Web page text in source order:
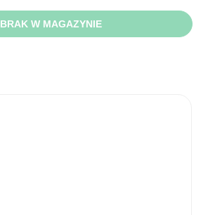
BRAK W MAGAZYNIE